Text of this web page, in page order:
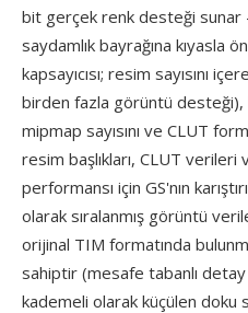
bit gerçek renk desteği sunar
saydamlık bayrağına kıyasla
kapsayıcısı; resim sayısını
birden fazla görüntü desteği),
mipmap sayısını ve CLUT
resim başlıkları, CLUT
performansı için GS'nın
olarak sıralanmış görüntü
orijinal TIM formatında
sahiptir (mesafe tabanlı
kademeli olarak küçülen doku